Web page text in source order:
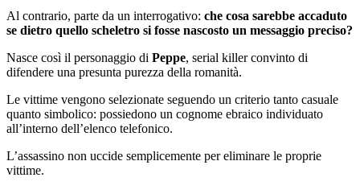
Al contrario, parte da un interrogativo: che cosa sarebbe accaduto
se dietro quello scheletro si fosse nascosto un messaggio preciso?
Nasce così il personaggio di Peppe, serial killer convinto di
difendere una presunta purezza della romanità.
Le vittime vengono selezionate seguendo un criterio tanto casuale
quanto simbolico: possiedono un cognome ebraico individuato
all’interno dell’elenco telefonico.
L’assassino non uccide semplicemente per eliminare le proprie
vittime.